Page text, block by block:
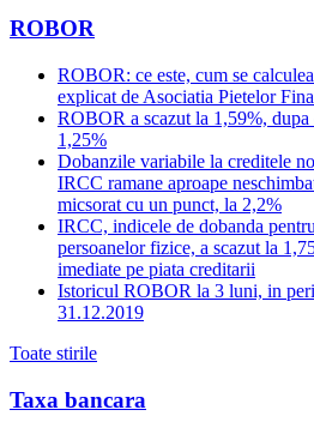
ROBOR
ROBOR: ce este, cum se
explicat de Asociatia Pietelor
ROBOR a scazut la 1,59%,
1,25%
Dobanzile variabile la creditele
IRCC ramane aproape
micsorat cu un punct, la 2,2%
IRCC, indicele de dobanda
persoanelor fizice, a scazut la
imediate pe piata creditarii
Istoricul ROBOR la 3 luni, in
31.12.2019
Toate stirile
Taxa bancara